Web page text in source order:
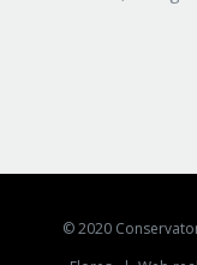
© 2020